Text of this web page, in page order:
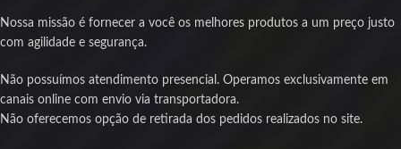
Nossa missão é fornecer a você os melhores produtos a um preço justo
com agilidade e segurança.
Não possuímos atendimento presencial. Operamos exclusivamente em
canais online com envio via transportadora.
Não oferecemos opção de retirada dos pedidos realizados no site.